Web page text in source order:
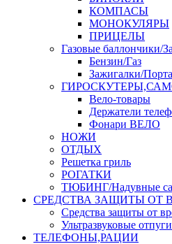
КОМПАСЫ
МОНОКУЛЯРЫ
ПРИЦЕЛЫ
Газовые баллончики/
Бензин/Газ
Зажигалки/
Вело-товары
Держатели
Фонари ВЕЛО
НОЖИ
ОТДЫХ
Решетка гриль
РОГАТКИ
ТЮБИНГ/Надувные
СРЕДСТВА ЗАЩИТЫ ОТ
Средства защиты от
Ультразвуковые
ТЕЛЕФОНЫ,РАЦИИ